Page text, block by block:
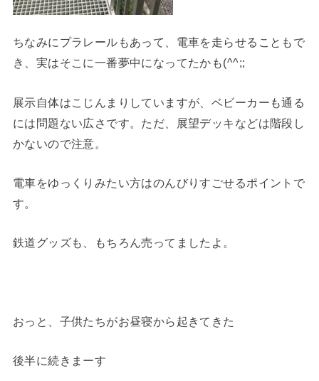
ちなみにプラレールもあって、電車を走らせることもで
き、実はそこに一番夢中になってたかも(^^;;
展示自体はこじんまりしていますが、ベビーカーも通る
には問題ない広さです。ただ、展望デッキなどは階段し
かないので注意。
電車をゆっくりみたい方はのんびりすごせるポイントで
す。
鉄道グッズも、もちろん売ってましたよ。
おっと、子供たちがお昼寝から起きてきた
後半に続きまーす